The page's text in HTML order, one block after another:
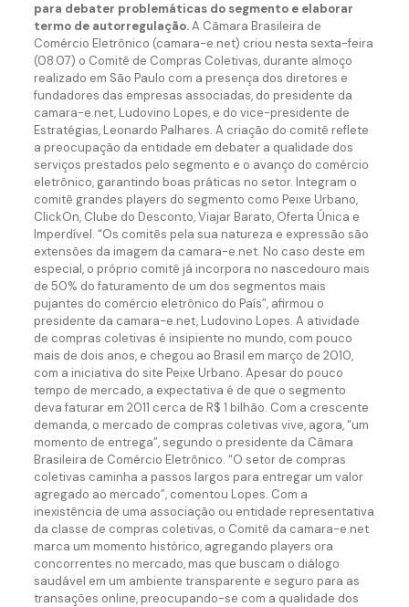
para debater problemáticas do segmento e elaborar
termo de autorregulação.A Câmara Brasileira de
Comércio Eletrônico (camara-e.net) criou nesta sexta-feira
(08.07) o Comitê de Compras Coletivas, durante almoço
realizado em São Paulo com a presença dos diretores e
fundadores das empresas associadas, do presidente da
camara-e.net, Ludovino Lopes, e do vice-presidente de
Estratégias, Leonardo Palhares. A criação do comitê reflete
a preocupação da entidade em debater a qualidade dos
serviços prestados pelo segmento e o avanço do comércio
eletrônico, garantindo boas práticas no setor. Integram o
comitê grandes players do segmento como Peixe Urbano,
ClickOn, Clube do Desconto, Viajar Barato, Oferta Única e
Imperdível. “Os comitês pela sua natureza e expressão são
extensões da imagem da camara-e.net. No caso deste em
especial, o próprio comitê já incorpora no nascedouro mais
de 50% do faturamento de um dos segmentos mais
pujantes do comércio eletrônico do País”, afirmou o
presidente da camara-e.net, Ludovino Lopes. A atividade
de compras coletivas é insipiente no mundo, com pouco
mais de dois anos, e chegou ao Brasil em março de 2010,
com a iniciativa do site Peixe Urbano. Apesar do pouco
tempo de mercado, a expectativa é de que o segmento
deva faturar em 2011 cerca de R$ 1 bilhão. Com a crescente
demanda, o mercado de compras coletivas vive, agora, “um
momento de entrega”, segundo o presidente da Câmara
Brasileira de Comércio Eletrônico. “O setor de compras
coletivas caminha a passos largos para entregar um valor
agregado ao mercado”, comentou Lopes. Com a
inexistência de uma associação ou entidade representativa
da classe de compras coletivas, o Comitê da camara-e.net
marca um momento histórico, agregando players ora
concorrentes no mercado, mas que buscam o diálogo
saudável em um ambiente transparente e seguro para as
transações online, preocupando-se com a qualidade dos